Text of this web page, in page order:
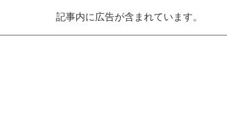
記事内に広告が含まれています。